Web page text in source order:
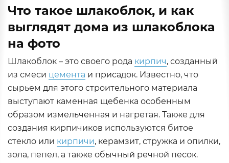
Что такое шлакоблок, и как
выглядят дома из шлакоблока
на фото
Шлакоблок – это своего рода кирпич, созданный
из смеси цемента и присадок. Известно, что
сырьем для этого строительного материала
выступают каменная щебенка особенным
образом измельченная и нагретая. Также для
создания кирпичиков используются битое
стекло или кирпичи, керамзит, стружка и опилки,
зола, пепел, а также обычный речной песок.